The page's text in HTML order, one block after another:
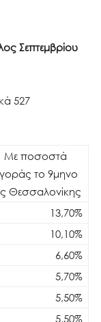
Σεπτεμβρίου
527
Με ποσοστά
το 9μηνο
Θεσσαλονίκης
13,70%
10,10%
6,60%
5,70%
5,50%
5,50%